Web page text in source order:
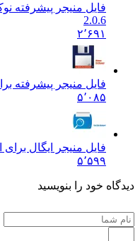
فایل منیجر پیشرفته
2.0.6
۲٬۶۹۱
فایل منیجر پیشرفته
۵٬۰۸۵
فایل منیجر ایگال برای
۵٬۵۹۹
دیدگاه خود را بنویسید